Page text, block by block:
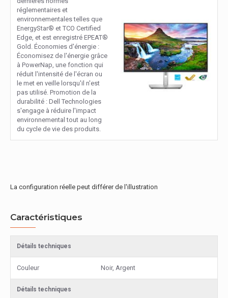
réglementaires et
environnementales telles que
EnergyStar® et TCO Certified
Edge, et est enregistré EPEAT®
Gold. Économies d'énergie :
Économisez de l'énergie grâce
à PowerNap, une fonction qui
réduit l'intensité de l'écran ou
le met en veille lorsqu'il n'est
pas utilisé. Promotion de la
durabilité : Dell Technologies
s'engage à réduire l'impact
environnemental tout au long
du cycle de vie des produits.
La configuration réelle peut différer de l'illustration
Caractéristiques
Détails techniques
Couleur Noir, Argent
Détails techniques